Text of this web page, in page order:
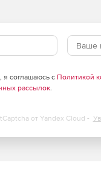
я соглашаюсь с Политикой
рассылок.
от Yandex Cloud -